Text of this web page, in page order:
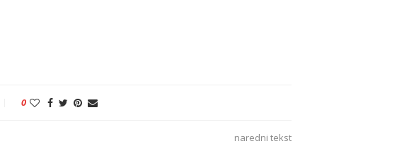
0
naredni tekst